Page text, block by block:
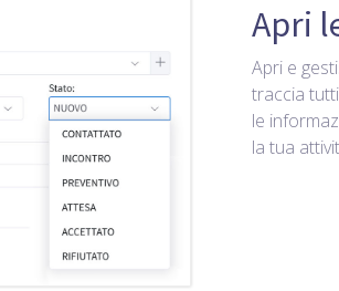
Apri
Apri e
traccia
le
la tua